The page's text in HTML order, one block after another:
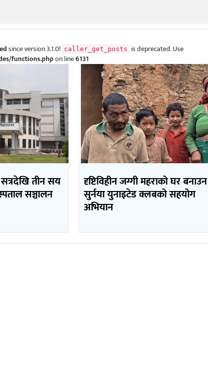
since version 3.1.0! caller_get_posts is deprecated. Use
functions.phpon line6131
सत्रदेखि तीन सय
सञ्चालन
दृष्टिविहीन जग्गी महराको घर बनाउन
सुर्नया युनाइटेड क्लबको सहयोग
अभियान